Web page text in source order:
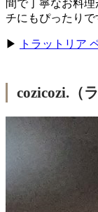
間で丁寧なお料
チにもぴったりで
▶ トラットリア
cozicozi.（